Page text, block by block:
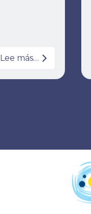
Lee más…